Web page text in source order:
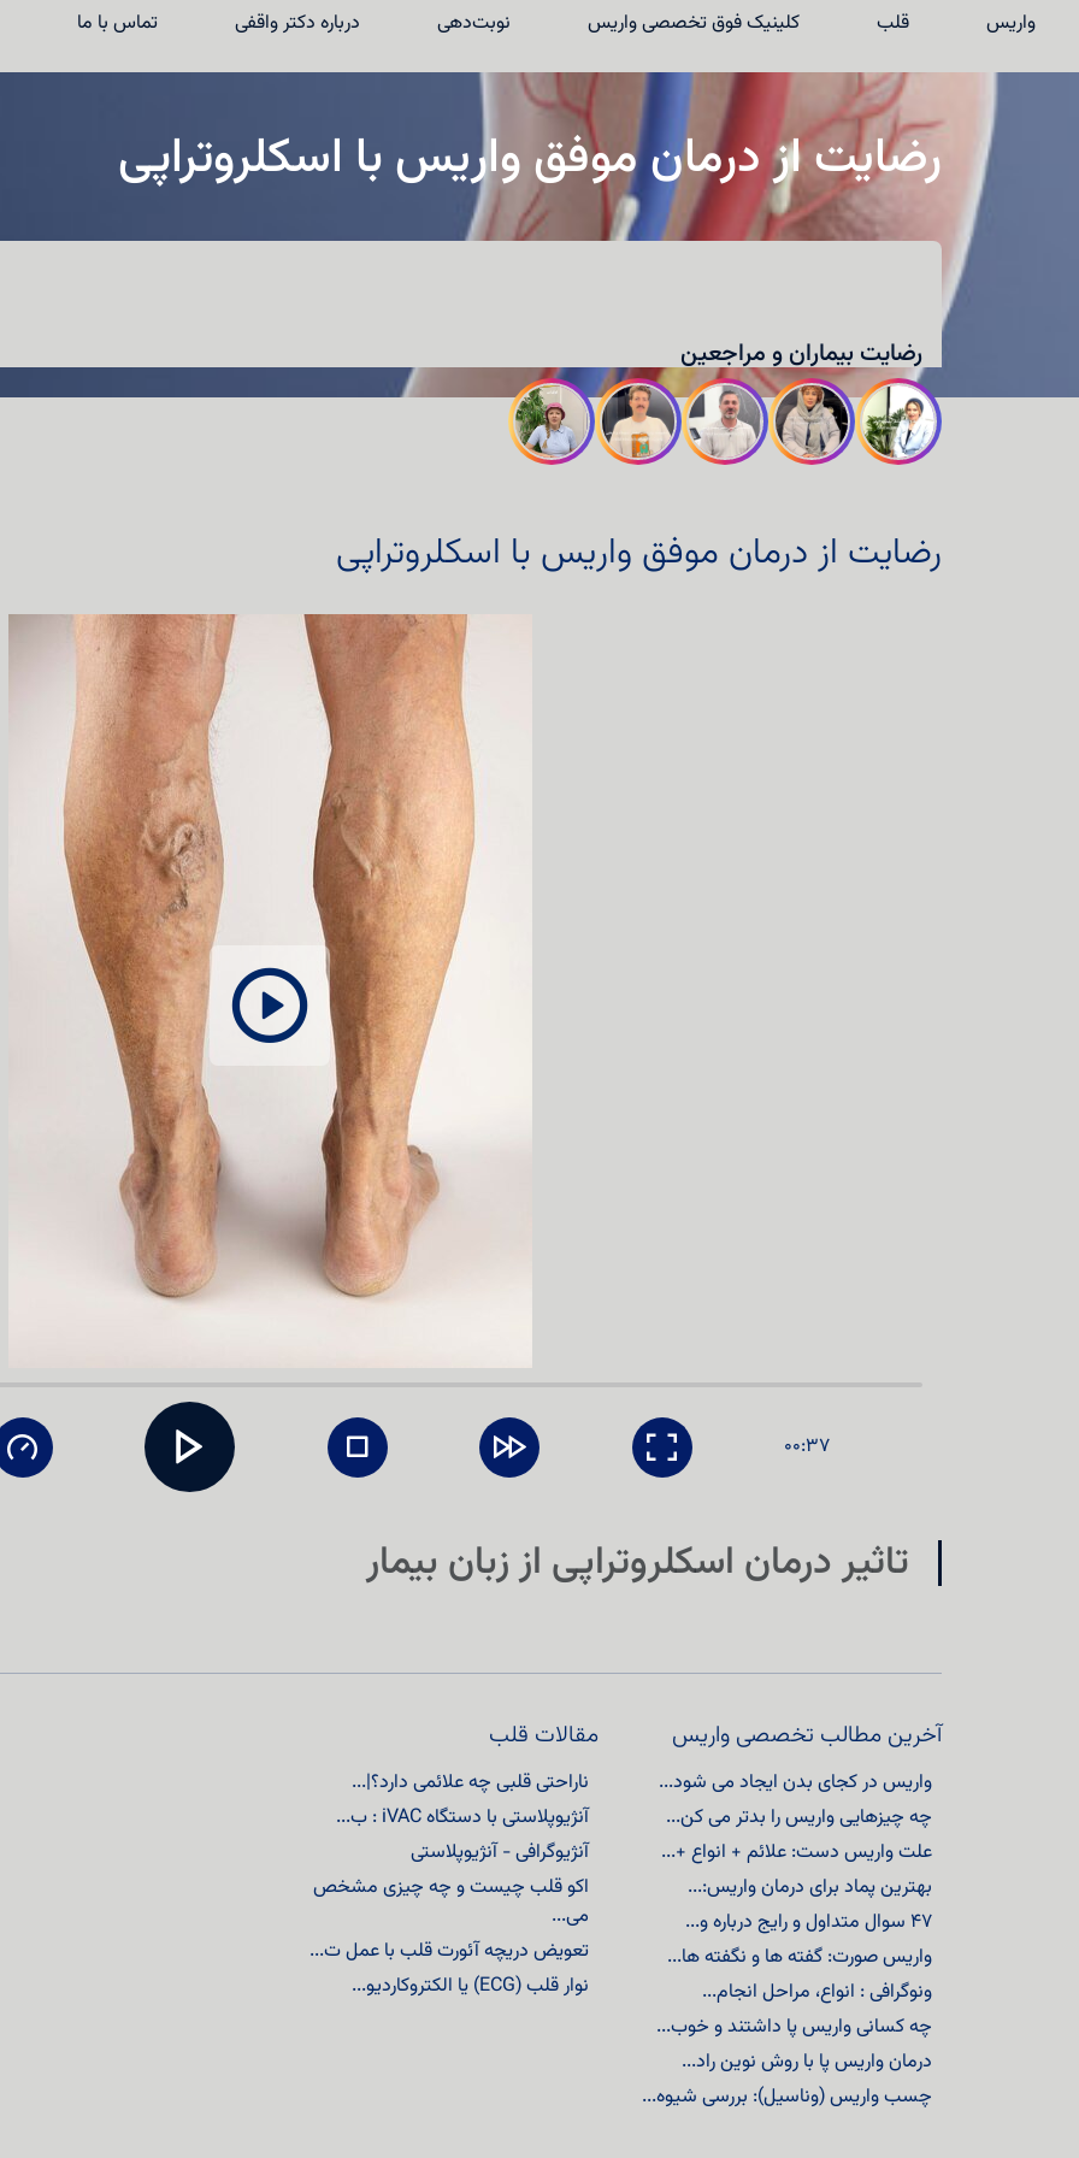
واریس قلب کلینیک فوق تخصصی واریس نوبت‌دهی درباره دکتر واقفی
تماس با ما
کلینیک فوق تخصصی واریس
نوبت‌دهی
رضایت از درمان موفق واریس با اسکلروتراپی
رضایت بیماران و مراجعین
رضایت از درمان موفق واریس با اسکلروتراپی
00:37
تاثیر درمان اسکلروتراپی از زبان بیمار
آخرین مطالب تخصصی واریس
واریس در کجای بدن ایجاد می شود...
چه چیزهایی واریس را بدتر می کن...
علت واریس دست: علائم + انواع +...
بهترین پماد برای درمان واریس:...
۴۷ سوال متداول و رایج درباره و...
واریس صورت: گفته ها و نگفته ها...
ونوگرافی : انواع، مراحل انجام...
چه کسانی واریس پا داشتند و خوب...
درمان واریس پا با روش نوین راد...
چسب واریس (وناسیل): بررسی شیوه...
مقالات قلب
ناراحتی قلبی چه علائمی دارد؟|...
آنژیوپلاستی با دستگاه iVAC : ب...
آنژیوگرافی - آنژیوپلاستی
اکو قلب چیست و چه چیزی مشخص
می...
تعویض دریچه آئورت قلب با عمل ت...
نوار قلب (ECG) یا الکتروکاردیو...